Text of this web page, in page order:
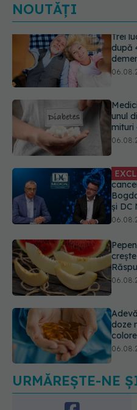
NOUTĂȚI
unul
mituri
doze
Trei
după
URMĂREȘTE-NE